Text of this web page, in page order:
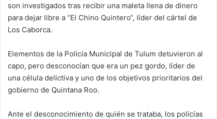
son investigados tras recibir una maleta llena de dinero
para dejar libre a “El Chino Quintero“, líder del cártel de
Los Caborca.
Elementos de la Policía Municipal de Tulum detuvieron al
capo, pero desconocían que era un pez gordo, líder de
una célula delictiva y uno de los objetivos prioritarios del
gobierno de Quintana Roo.
Ante el desconocimiento de quién se trataba, los policías